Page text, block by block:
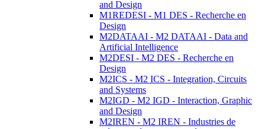
and Design
M1REDESI - M1 DES - Recherche en
Design
M2DATAAI - M2 DATAAI - Data and
Artificial Intelligence
M2DESI - M2 DES - Recherche en
Design
M2ICS - M2 ICS - Integration, Circuits
and Systems
M2IGD - M2 IGD - Interaction, Graphic
and Design
M2IREN - M2 IREN - Industries de